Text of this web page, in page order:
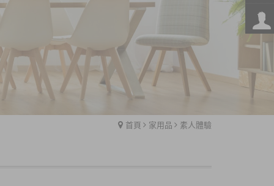
首頁 家用品 素人體驗